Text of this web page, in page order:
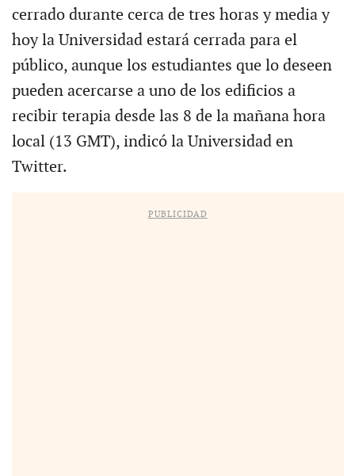
cerrado durante cerca de tres horas y media y
hoy la Universidad estará cerrada para el
público, aunque los estudiantes que lo deseen
pueden acercarse a uno de los edificios a
recibir terapia desde las 8 de la mañana hora
local (13 GMT), indicó la Universidad en
Twitter.
PUBLICIDAD